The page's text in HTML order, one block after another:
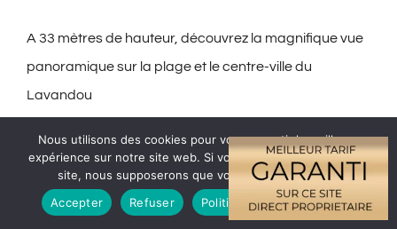
A 33 mètres de hauteur, découvrez la magnifique vue
panoramique sur la plage et le centre-ville du
Lavandou
Magic World :
Sensations garanties !
Nous utilisons des cookies pour vous garantir la meilleure
expérience sur notre site web. Si vous continuez à utiliser ce
site, nous supposerons que vous en êtes satisfait.
Accepter
Refuser Politique de confidentialité